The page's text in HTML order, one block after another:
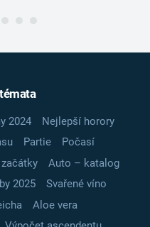
2024
Nejlepší horory
Partie
Počasí
Auto – katalog
2025
Svařené víno
Aloe vera